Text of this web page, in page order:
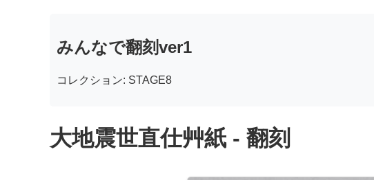
みんなで翻刻ver1
コレクション: STAGE8
大地震世直仕艸紙 - 翻刻